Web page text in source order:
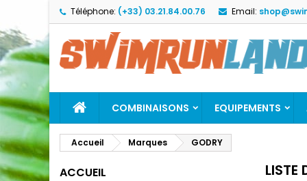
Téléphone: (+33) 03.21.84.00.76 Email:
COMBINAISONS EQUIPEMENTS
Accueil Marques GODRY
ACCUEIL LISTE
add_circle_outline